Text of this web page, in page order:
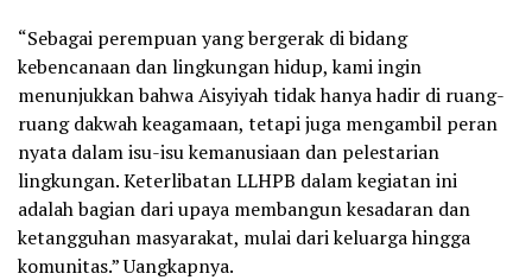
“Sebagai perempuan yang bergerak di bidang
kebencanaan dan lingkungan hidup, kami ingin
menunjukkan bahwa Aisyiyah tidak hanya hadir di ruang-
ruang dakwah keagamaan, tetapi juga mengambil peran
nyata dalam isu-isu kemanusiaan dan pelestarian
lingkungan. Keterlibatan LLHPB dalam kegiatan ini
adalah bagian dari upaya membangun kesadaran dan
ketangguhan masyarakat, mulai dari keluarga hingga
komunitas.” Uangkapnya.